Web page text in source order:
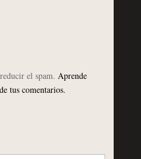
el spam. Aprende
tus comentarios.